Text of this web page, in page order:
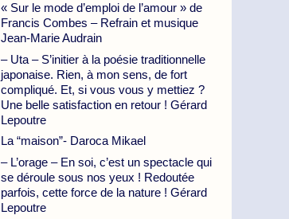
« Sur le mode d’emploi de l’amour » de
Francis Combes – Refrain et musique
Jean-Marie Audrain
– Uta – S’initier à la poésie traditionnelle
japonaise. Rien, à mon sens, de fort
compliqué. Et, si vous vous y mettiez ?
Une belle satisfaction en retour ! Gérard
Lepoutre
La “maison”- Daroca Mikael
– L’orage – En soi, c’est un spectacle qui
se déroule sous nos yeux ! Redoutée
parfois, cette force de la nature ! Gérard
Lepoutre